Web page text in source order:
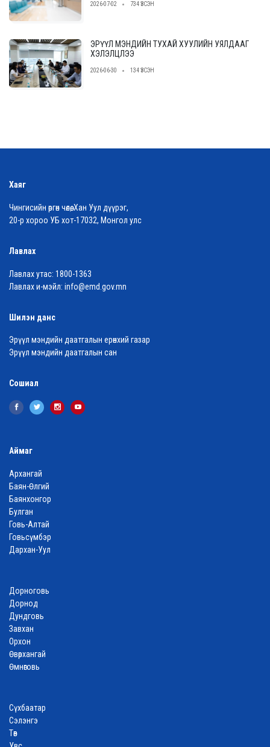
2026-07-02 734 ҮЗСЭН
ЭРҮҮЛ МЭНДИЙН ТУХАЙ ХУУЛИЙН УЯЛДААГ
ХЭЛЭЛЦЛЭЭ
2026-06-30 134 ҮЗСЭН
Хаяг
Чингисийн өргөн чөлөө, Хан Уул дүүрэг,
20-р хороо УБ хот-17032, Монгол улс
Лавлах
Лавлах утас: 1800-1363
Лавлах и-мэйл: info@emd.gov.mn
Шилэн данс
Эрүүл мэндийн даатгалын ерөнхий газар
Эрүүл мэндийн даатгалын сан
Сошиал
Аймаг
Архангай
Баян-Өлгий
Баянхонгор
Булган
Говь-Алтай
Говьсүмбэр
Дархан-Уул
Дорноговь
Дорнод
Дундговь
Завхан
Орхон
Өвөрхангай
Өмнөговь
Сүхбаатар
Сэлэнгэ
Төв